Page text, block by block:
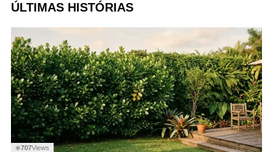
ÚLTIMAS HISTÓRIAS
◉707Views